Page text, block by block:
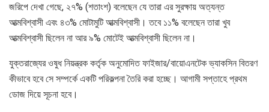
জরিপে দেখা গেছে, ২৭% (শতাংশ) বলেছেন যে তারা এর সুরক্ষায় অত্যন্ত
আত্মবিশ্বাসী এবং ৪৩% মোটামুটি আত্মবিশ্বাসী। তবে ১১% বলেছেন তারা খুব
আত্মবিশ্বাসী ছিলেন না আর ৯% মোটেই আত্মবিশ্বাসী ছিলেন না।
যুক্তরাজ্যের ওষুধ নিয়ন্ত্রক কর্তৃক অনুমোদিত ফাইজার/বায়োএনটেক ভ্যাকসিন বিতরণ
কীভাবে হবে সে সম্পর্কে একটি পরিকল্পনা তৈরি করা হচ্ছে। আগামী সপ্তাহে প্রথম
ডোজ দিয়ে সূচনা হবে।